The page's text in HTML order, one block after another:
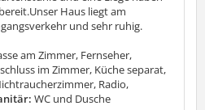
Haus liegt am
und sehr ruhig.
am Zimmer, Fernseher,
im Zimmer, Küche separat,
Radio,
WC und Dusche